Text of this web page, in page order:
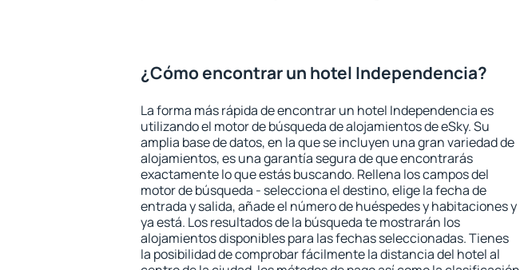
¿Cómo encontrar un hotel Independencia?
La forma más rápida de encontrar un hotel Independencia es
utilizando el motor de búsqueda de alojamientos de eSky. Su
amplia base de datos, en la que se incluyen una gran variedad de
alojamientos, es una garantía segura de que encontrarás
exactamente lo que estás buscando. Rellena los campos del
motor de búsqueda - selecciona el destino, elige la fecha de
entrada y salida, añade el número de huéspedes y habitaciones y
ya está. Los resultados de la búsqueda te mostrarán los
alojamientos disponibles para las fechas seleccionadas. Tienes
la posibilidad de comprobar fácilmente la distancia del hotel al